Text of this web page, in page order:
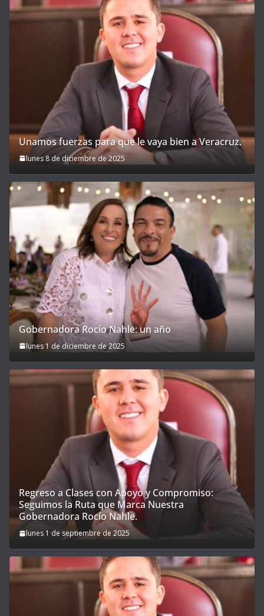
Unamos fuerzas para que le vaya bien a Veracruz.
lunes 8 de diciembre de 2025
Gobernadora Rocío Nahle: un año
lunes 1 de diciembre de 2025
Regreso a Clases con Apoyo y Compromiso:
Seguimos la Ruta que Marca Nuestra
Gobernadora Rocío Nahle.
lunes 1 de septiembre de 2025